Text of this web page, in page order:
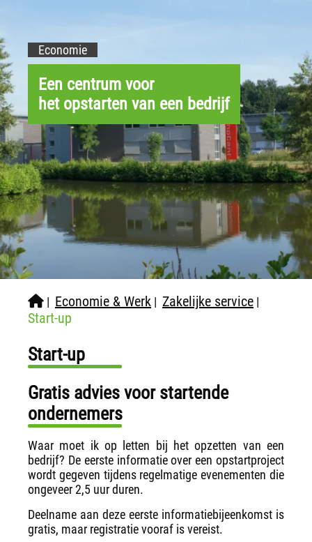
Economie
Een centrum voor
het opstarten van een bedrijf
| Economie & Werk | Zakelijke service |
Start-up
Start-up
Gratis advies voor startende
ondernemers
Waar moet ik op letten bij het opzetten van een
bedrijf? De eerste informatie over een opstartproject
wordt gegeven tijdens regelmatige evenementen die
ongeveer 2,5 uur duren.
Deelname aan deze eerste informatiebijeenkomst is
gratis, maar registratie vooraf is vereist.